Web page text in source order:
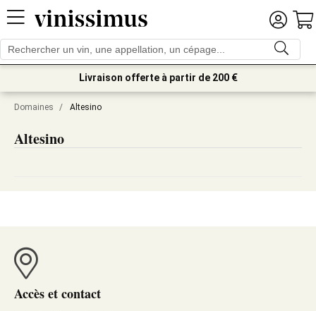
Livraison offerte à partir de 200 €
Domaines / Altesino
Altesino
Accès et contact